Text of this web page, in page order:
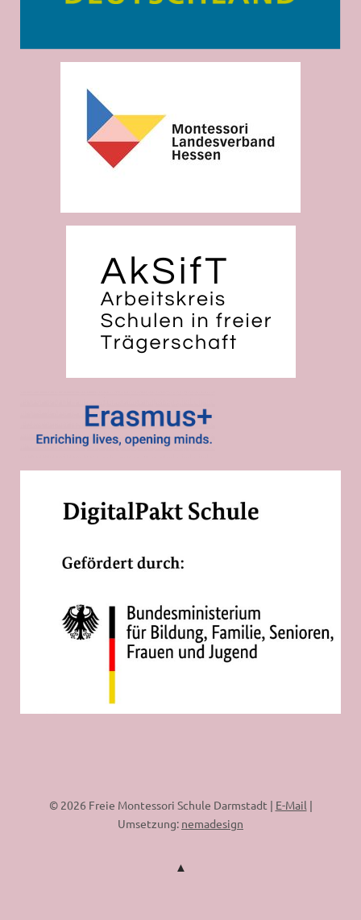
© 2026 Freie Montessori Schule Darmstadt | E-Mail |
Umsetzung: nemadesign